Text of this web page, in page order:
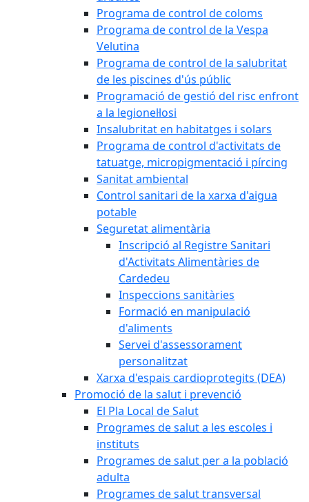
Programa de control de coloms
Programa de control de la Vespa
Velutina
Programa de control de la salubritat
de les piscines d'ús públic
Programació de gestió del risc enfront
a la legionel·losi
Insalubritat en habitatges i solars
Programa de control d'activitats de
tatuatge, micropigmentació i pírcing
Sanitat ambiental
Control sanitari de la xarxa d'aigua
potable
Seguretat alimentària
Inscripció al Registre Sanitari
d'Activitats Alimentàries de
Cardedeu
Inspeccions sanitàries
Formació en manipulació
d'aliments
Servei d'assessorament
personalitzat
Xarxa d'espais cardioprotegits (DEA)
Promoció de la salut i prevenció
El Pla Local de Salut
Programes de salut a les escoles i
instituts
Programes de salut per a la població
adulta
Programes de salut transversal